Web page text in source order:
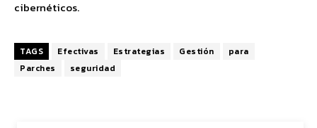
cibernéticos.
TAGS Efectivas Estrategias Gestión
para
Parches
seguridad